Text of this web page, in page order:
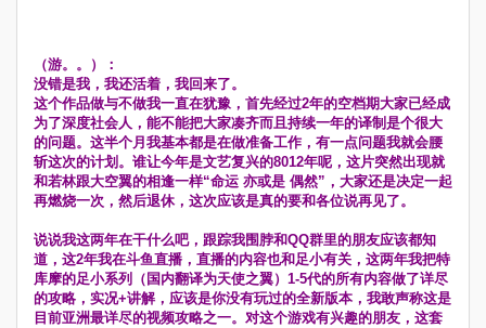
（游。。）：
没错是我，我还活着，我回来了。
这个作品做与不做我一直在犹豫，首先经过2年的空档期大家已经成
为了深度社会人，能不能把大家凑齐而且持续一年的译制是个很大
的问题。这半个月我基本都是在做准备工作，有一点问题我就会腰
斩这次的计划。谁让今年是文艺复兴的8012年呢，这片突然出现就
和若林跟大空翼的相逢一样“命运 亦或是 偶然”，大家还是决定一起
再燃烧一次，然后退休，这次应该是真的要和各位说再见了。
说说我这两年在干什么吧，跟踪我围脖和QQ群里的朋友应该都知
道，这2年我在斗鱼直播，直播的内容也和足小有关，这两年我把特
库摩的足小系列（国内翻译为天使之翼）1-5代的所有内容做了详尽
的攻略，实况+讲解，应该是你没有玩过的全新版本，我敢声称这是
目前亚洲最详尽的视频攻略之一。对这个游戏有兴趣的朋友，这套